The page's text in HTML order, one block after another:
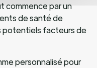
commence par un
de santé de
potentiels facteurs de
personnalisé pour